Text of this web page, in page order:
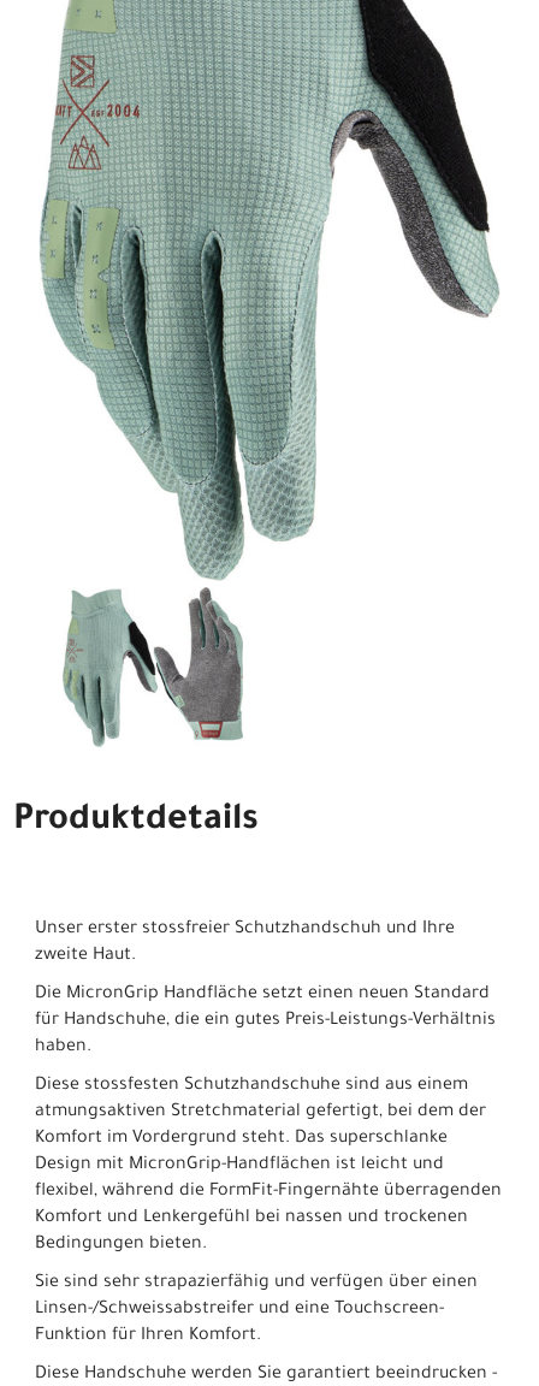
Produktdetails
Unser erster stossfreier Schutzhandschuh und Ihre
zweite Haut.
Die MicronGrip Handfläche setzt einen neuen Standard
für Handschuhe, die ein gutes Preis-Leistungs-Verhältnis
haben.
Diese stossfesten Schutzhandschuhe sind aus einem
atmungsaktiven Stretchmaterial gefertigt, bei dem der
Komfort im Vordergrund steht. Das superschlanke
Design mit MicronGrip-Handflächen ist leicht und
flexibel, während die FormFit-Fingernähte überragenden
Komfort und Lenkergefühl bei nassen und trockenen
Bedingungen bieten.
Sie sind sehr strapazierfähig und verfügen über einen
Linsen-/Schweissabstreifer und eine Touchscreen-
Funktion für Ihren Komfort.
Diese Handschuhe werden Sie garantiert beeindrucken -